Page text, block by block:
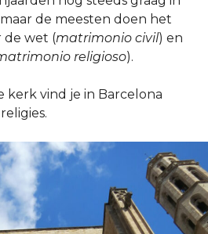
de meesten doen het
de wet (matrimonio civil) en
religioso).
kerk vind je in Barcelona